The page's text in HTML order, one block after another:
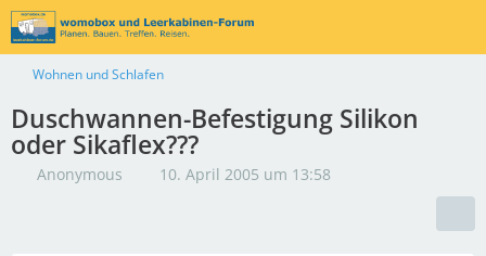
Wohnen und Schlafen
Duschwannen-Befestigung Silikon
oder Sikaflex???
Anonymous 10. April 2005 um 13:58